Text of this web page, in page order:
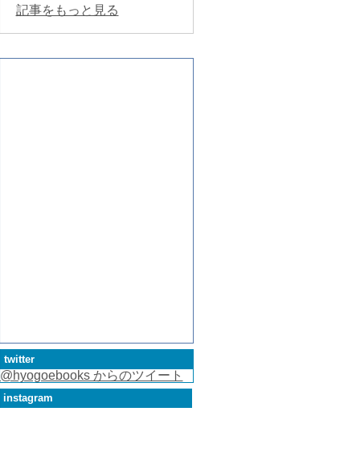
記事をもっと見る
twitter
@hyogoebooks からのツイート
instagram